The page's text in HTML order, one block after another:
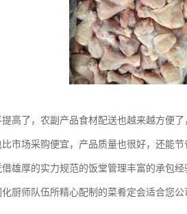
高了，农副产品食材配送也越来越方便
市场采购便宜，产品质量也很好，还能节
雄厚的实力规范的饭堂管理丰富的承包
厨师队伍所精心配制的菜肴定会适合您公